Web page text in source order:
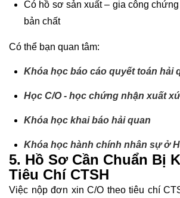
Có hồ sơ sản xuất – gia công
bản chất
Có thể bạn quan tâm:
Khóa học báo cáo quyết toán hải
Học C/O - học chứng nhận xuất
Khóa học khai báo hải quan
Khóa học hành chính nhân sự ở
5. Hồ Sơ Cần Chuẩn Bị
Tiêu Chí CTSH
Việc nộp đơn xin C/O theo tiêu chí